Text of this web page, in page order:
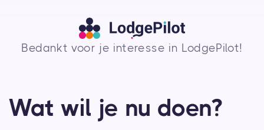
Bedankt voor je interesse in LodgePilot!
Wat wil je nu doen?